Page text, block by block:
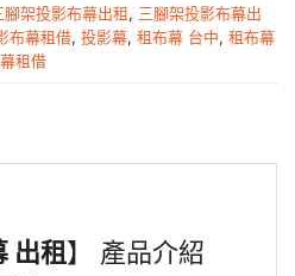
腳架投影布幕出租, 三腳架投影布幕出
布幕租借, 投影幕, 租布幕 台中, 租布幕
租借
出租】 產品介紹